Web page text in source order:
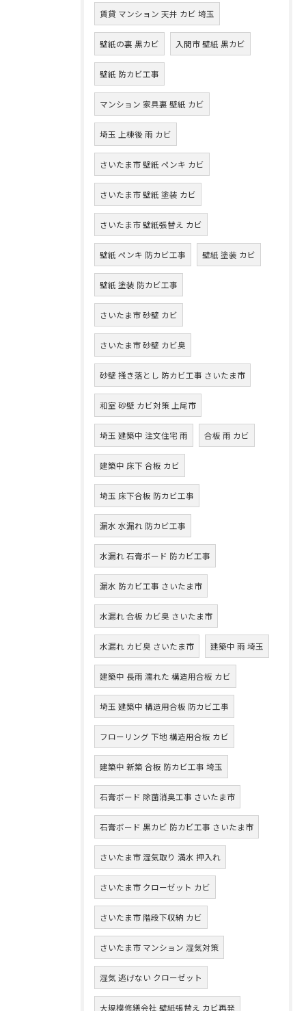
賃貸 マンション 天井 カビ 埼玉
壁紙の裏 黒カビ 入間市 壁紙 黒カビ
壁紙 防カビ工事
マンション 家具裏 壁紙 カビ
埼玉 上棟後 雨 カビ
さいたま市 壁紙 ペンキ カビ
さいたま市 壁紙 塗装 カビ
さいたま市 壁紙張替え カビ
壁紙 ペンキ 防カビ工事 壁紙 塗装 カビ
壁紙 塗装 防カビ工事
さいたま市 砂壁 カビ
さいたま市 砂壁 カビ臭
砂壁 掻き落とし 防カビ工事 さいたま市
和室 砂壁 カビ対策 上尾市
埼玉 建築中 注文住宅 雨 合板 雨 カビ
建築中 床下 合板 カビ
埼玉 床下合板 防カビ工事
漏水 水漏れ 防カビ工事
水漏れ 石膏ボード 防カビ工事
漏水 防カビ工事 さいたま市
水漏れ 合板 カビ臭 さいたま市
水漏れ カビ臭 さいたま市 建築中 雨 埼玉
建築中 長雨 濡れた 構造用合板 カビ
埼玉 建築中 構造用合板 防カビ工事
フローリング 下地 構造用合板 カビ
建築中 新築 合板 防カビ工事 埼玉
石膏ボード 除菌消臭工事 さいたま市
石膏ボード 黒カビ 防カビ工事 さいたま市
さいたま市 湿気取り 満水 押入れ
さいたま市 クローゼット カビ
さいたま市 階段下収納 カビ
さいたま市 マンション 湿気対策
湿気 逃げない クローゼット
大規模修繕会社 壁紙張替え カビ再発